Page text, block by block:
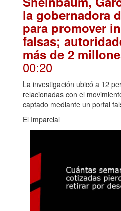
la gobernadora
para promover
falsas;
más de 2
00:20
La investigación ubicó a 12
relacionadas con el
captado mediante un portal
El Imparcial